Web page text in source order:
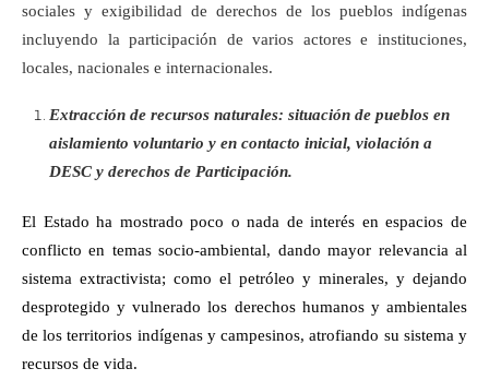
sociales y exigibilidad de derechos de los pueblos indígenas
incluyendo la participación de varios actores e instituciones,
locales, nacionales e internacionales.
Extracción de recursos naturales: situación de pueblos en
aislamiento voluntario y en contacto inicial, violación a
DESC y derechos de Participación.
El Estado ha mostrado poco o nada de interés en espacios de
conflicto en temas socio-ambiental, dando mayor relevancia al
sistema extractivista; como el petróleo y minerales, y dejando
desprotegido y vulnerado los derechos humanos y ambientales
de los territorios indígenas y campesinos, atrofiando su sistema y
recursos de vida.